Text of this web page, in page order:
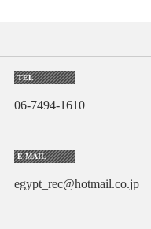
TEL
06-7494-1610
E-MAIL
egypt_rec@hotmail.co.jp